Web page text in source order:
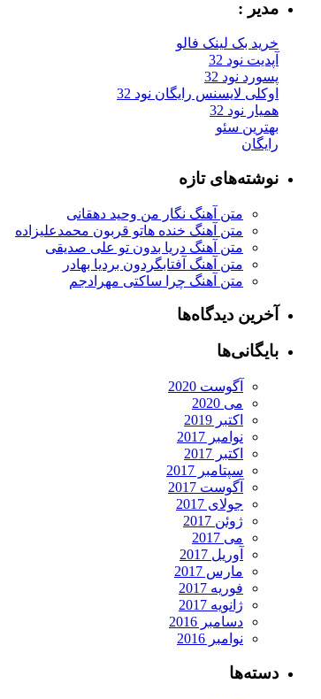
مدیر :
خرید بک لینک فالو
آپدیت نود 32
پسورد نود 32
اوکلی لایسنس رایگان نود 32
همیار نود 32
بهترین سئو
رایگان
نوشته‌های تازه
متن آهنگ نگار من وحید دهقانی
متن آهنگ خنده هاتو قربون محمدعلیزاده
متن آهنگ دریا بدون تو علی صدیقی
متن آهنگ آفتابگردون بردیا بهادر
متن آهنگ چرا ساکتی مهرادجم
آخرین دیدگاه‌ها
بایگانی‌ها
آگوست 2020
می 2020
اکتبر 2019
نوامبر 2017
اکتبر 2017
سپتامبر 2017
آگوست 2017
جولای 2017
ژوئن 2017
می 2017
آوریل 2017
مارس 2017
فوریه 2017
ژانویه 2017
دسامبر 2016
نوامبر 2016
دسته‌ها